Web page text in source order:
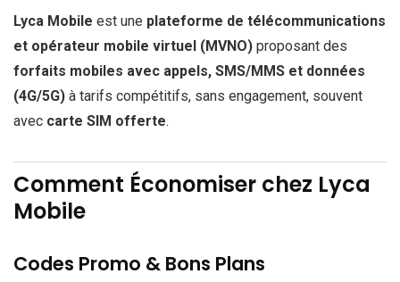
Lyca Mobile est une plateforme de télécommunications
et opérateur mobile virtuel (MVNO) proposant des
forfaits mobiles avec appels, SMS/MMS et données
(4G/5G) à tarifs compétitifs, sans engagement, souvent
avec carte SIM offerte.
Comment Économiser chez Lyca
Mobile
Codes Promo & Bons Plans